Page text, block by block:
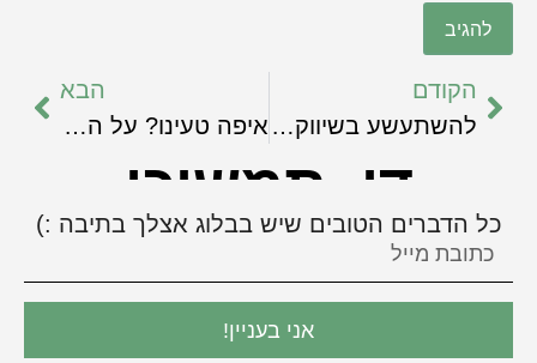
הקודם
להשתעשע בשיווק? יש כזה דבר?
הבא
איפה טעינו? על הצורך בהכרה, מטרות עסקיות וחשיפה בפייסבוק
די, תמשיכי
כל הדברים הטובים שיש בבלוג אצלך בתיבה :)
אני בעניין!